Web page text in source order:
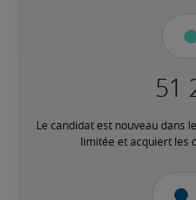
Le candidat est nouveau dans
limitée et acquiert les